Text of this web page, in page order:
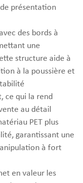
présentation
des bords à
une
structure aide à
à la poussière et
ce qui la rend
au détail
PET plus
garantissant une
à fort
en valeur les